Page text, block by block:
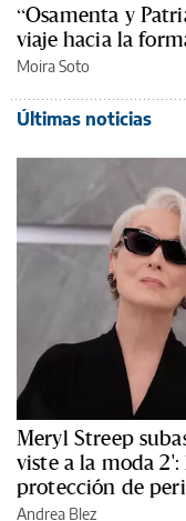
“Osamenta y
viaje hacia la
Moira Soto
Últimas noticias
Meryl Streep
viste a la moda
protección de
Andrea Blez